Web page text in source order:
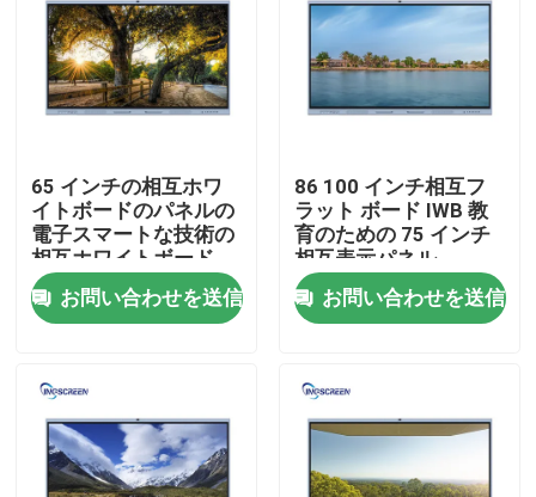
企業情報
会社案内
品質管理
お問い合わせ
静電容量式インタラクティブホワイトボード
1相互Whiteboardのすべて
65 インチの相互ホワ
イトボードのパネルの
電子スマートな技術の
相互ホワイトボード
お問い合わせを送信
86 100 インチ相互フ
ラット ボード IWB 教
育のための 75 インチ
相互表示パネル
お問い合わせを送信